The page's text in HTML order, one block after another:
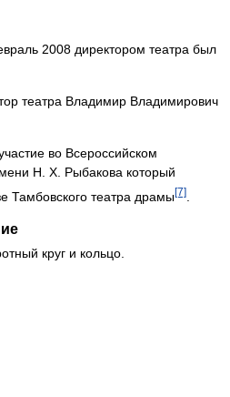
2008 директором театра был
театра Владимир Владимирович
во Всероссийском
Н. Х. Рыбакова который
Тамбовского театра драмы[7]
круг и кольцо.